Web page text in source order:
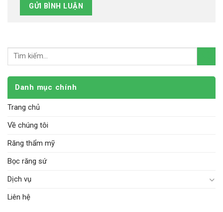
Danh mục chính
Trang chủ
Về chúng tôi
Răng thẩm mỹ
Bọc răng sứ
Dịch vụ
Liên hệ